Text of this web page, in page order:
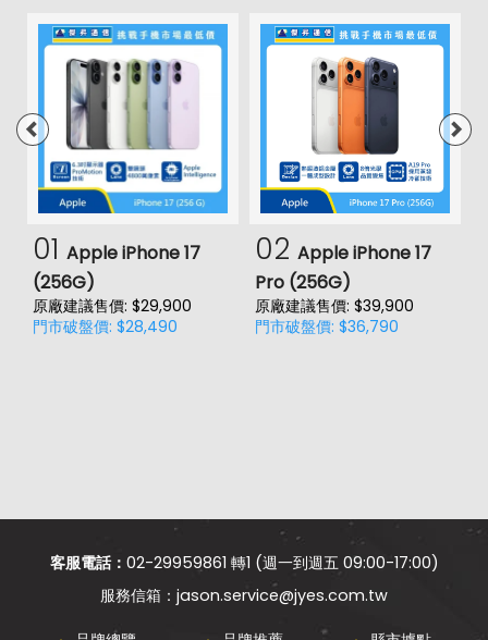
01 Apple iPhone 17
(256G)
原廠建議售價: $29,900
門市破盤價: $28,490
02 Apple iPhone 17
Pro (256G)
原廠建議售價: $39,900
門市破盤價: $36,790
客服電話： 02-29959861 轉1 (週一到週五 09:00-17:00)
jason.service@jyes.com.tw